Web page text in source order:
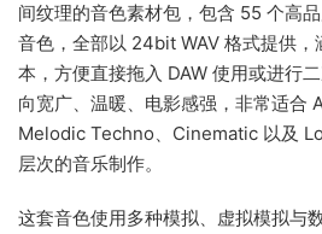
间纹理的音色素材包，包含 55 个高
音色，全部以 24bit WAV 格式提供，
本，方便直接拖入 DAW 使用或进行
向宽广、温暖、电影感强，非常适合
Melodic Techno、Cinematic 以及
层次的音乐制作。
这套音色使用多种模拟、虚拟模拟与